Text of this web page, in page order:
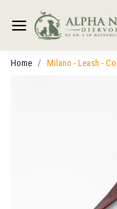
Home Milano - Leash -